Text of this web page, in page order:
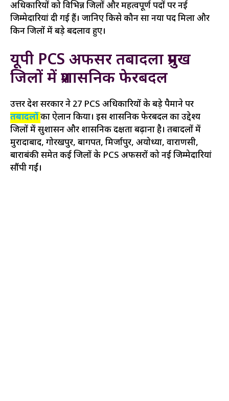
अधिकारियों को विभिन्न जिलों और महत्वपूर्ण पदों पर नई
जिम्मेदारियां दी गई हैं। जानिए किसे कौन सा नया पद मिला और
किन जिलों में बड़े बदलाव हुए।
यूपी PCS अफसर तबादला प्रमुख
जिलों में प्रशासनिक फेरबदल
उत्तर प्रदेश सरकार ने 27 PCS अधिकारियों के बड़े पैमाने पर
तबादलोंका ऐलान किया। इस प्रशासनिक फेरबदल का उद्देश्य
जिलों में सुशासन और प्रशासनिक दक्षता बढ़ाना है। तबादलों में
मुरादाबाद, गोरखपुर, बागपत, मिर्जापुर, अयोध्या, वाराणसी,
बाराबंकी समेत कई जिलों के PCS अफसरों को नई जिम्मेदारियां
सौंपी गईं।